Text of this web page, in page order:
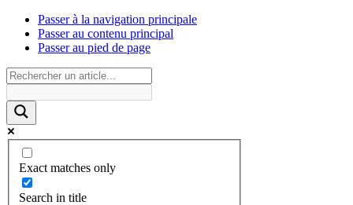
Passer à la navigation principale
Passer au contenu principal
Passer au pied de page
Exact matches only
Search in title